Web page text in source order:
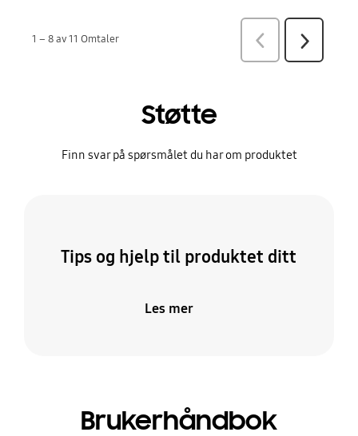
Støtte
Finn svar på spørsmålet du har om produktet
Tips og hjelp til produktet ditt
Les mer
Brukerhåndbok